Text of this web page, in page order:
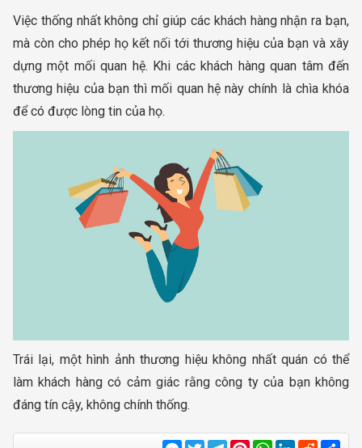
Việc thống nhất không chỉ giúp các khách hàng nhận ra bạn,
mà còn cho phép họ kết nối tới thương hiệu của bạn và xây
dựng một mối quan hệ. Khi các khách hàng quan tâm đến
thương hiệu của bạn thì mối quan hệ này chính là chìa khóa
để có được lòng tin của họ.
Trái lại, một hình ảnh thương hiệu không nhất quán có thể
làm khách hàng có cảm giác rằng công ty của bạn không
đáng tín cậy, không chính thống.